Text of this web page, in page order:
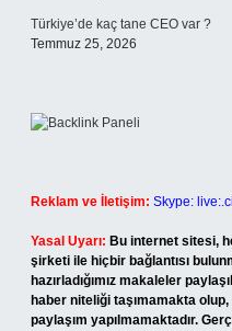
Türkiye’de kaç tane CEO var ?
Temmuz 25, 2026
Reklam ve İletişim: Skype:
Yasal Uyarı: Bu internet sitesi,
şirketi ile hiçbir bağlantısı
hazırladığımız makaleler
haber niteliği taşımamakta
paylaşım yapılmamaktadır.